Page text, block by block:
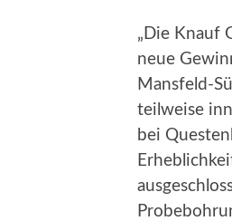
„Die Knauf
neue
Mansfeld-
teilweise
bei